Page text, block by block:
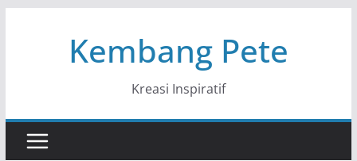
Kembang Pete
Kreasi Inspiratif